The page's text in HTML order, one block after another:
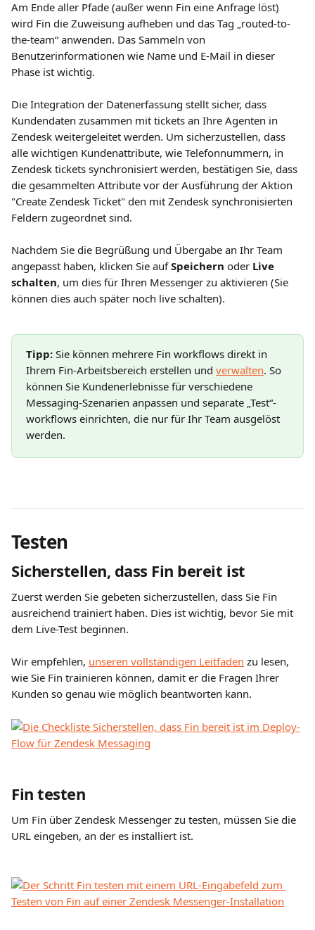
Am Ende aller Pfade (außer wenn Fin eine Anfrage löst)
wird Fin die Zuweisung aufheben und das Tag „routed-to-
the-team“ anwenden. Das Sammeln von
Benutzerinformationen wie Name und E-Mail in dieser
Phase ist wichtig.
Die Integration der Datenerfassung stellt sicher, dass
Kundendaten zusammen mit tickets an Ihre Agenten in
Zendesk weitergeleitet werden. Um sicherzustellen, dass
alle wichtigen Kundenattribute, wie Telefonnummern, in
Zendesk tickets synchronisiert werden, bestätigen Sie, dass
die gesammelten Attribute vor der Ausführung der Aktion
"Create Zendesk Ticket" den mit Zendesk synchronisierten
Feldern zugeordnet sind.
Nachdem Sie die Begrüßung und Übergabe an Ihr Team
angepasst haben, klicken Sie auf Speichern oder Live
schalten, um dies für Ihren Messenger zu aktivieren (Sie
können dies auch später noch live schalten).
Tipp: Sie können mehrere Fin workflows direkt in
Ihrem Fin-Arbeitsbereich erstellen und verwalten. So
können Sie Kundenerlebnisse für verschiedene
Messaging-Szenarien anpassen und separate „Test“-
workflows einrichten, die nur für Ihr Team ausgelöst
werden.
Testen
Sicherstellen, dass Fin bereit ist
Zuerst werden Sie gebeten sicherzustellen, dass Sie Fin
ausreichend trainiert haben. Dies ist wichtig, bevor Sie mit
dem Live-Test beginnen.
Wir empfehlen, unseren vollständigen Leitfaden zu lesen,
wie Sie Fin trainieren können, damit er die Fragen Ihrer
Kunden so genau wie möglich beantworten kann.
Fin testen
Um Fin über Zendesk Messenger zu testen, müssen Sie die
URL eingeben, an der es installiert ist.